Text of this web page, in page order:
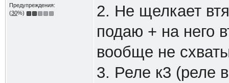
Предупреждения:
(30%)
2. Не щелкает
подаю + на него
вообще не
3. Реле к3 (реле